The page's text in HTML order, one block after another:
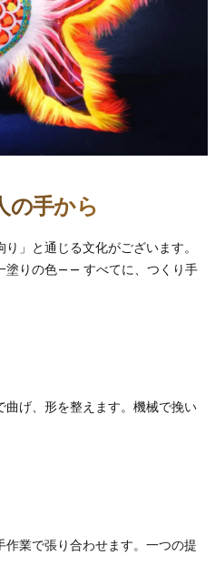
の手から
」と通じる文化がございます。
塗りの色—— すべてに、つくり手
げ、形を整えます。機械で挽い
業で張り合わせます。一つの提